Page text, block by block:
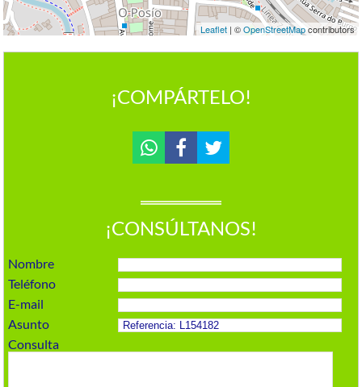
Leaflet| ©OpenStreetMapcontributors
¡COMPÁRTELO!
¡CONSÚLTANOS!
Nombre
Teléfono
E-mail
Asunto
Consulta